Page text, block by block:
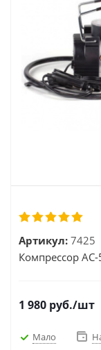
Артикул: 7425
Компрессор
1 980 руб./шт
Мало